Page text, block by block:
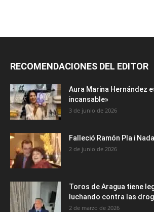
RECOMENDACIONES DEL EDITOR
Aura Marina Hernández
incansable»
3 de junio de 2026
Falleció Ramón Pla i
2 de junio de 2026
Toros de Aragua tiene
luchando contra las
2 de marzo de 2026